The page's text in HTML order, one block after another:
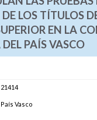
LOS TÍTULOS
EN LA
PAÍS VASCO
21414
País Vasco